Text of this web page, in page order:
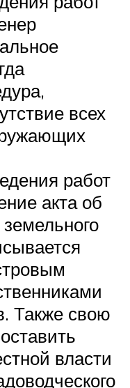
всех
работ
акта об
Также свою
власти